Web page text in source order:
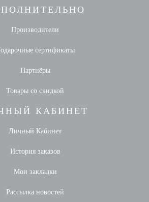
Производители
сертификаты
Партнёры
Товары со скидкой
КАБИНЕТ
Личный Кабинет
История заказов
Мои закладки
Рассылка новостей